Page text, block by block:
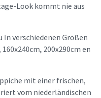
Look kommt nie aus
In verschiedenen Größen
200x290cm en
mit einer frischen,
vom niederländischen